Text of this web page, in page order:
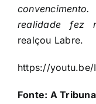
realidade fez
realçou Labre.
https://youtu.be/
Fonte: A Tribuna